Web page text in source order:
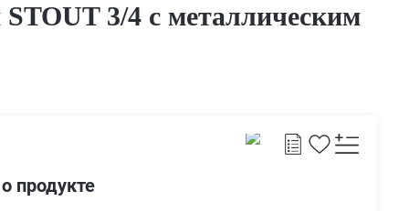
3/4 с металлическим
продукте